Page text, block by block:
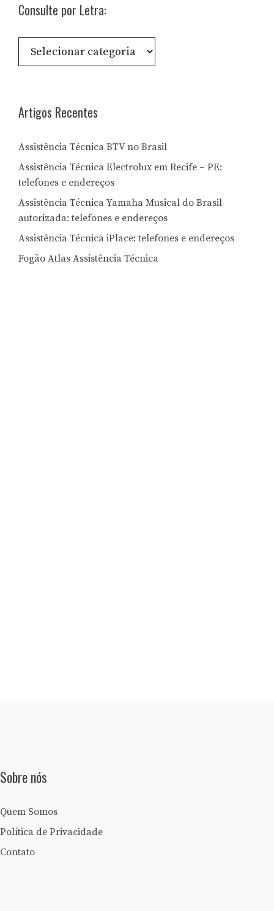
Consulte por Letra:
Consulte
Artigos Recentes
Assistência Técnica BTV no Brasil
Assistência Técnica Electrolux em Recife – PE:
telefones e endereços
Assistência Técnica Yamaha Musical do Brasil
autorizada: telefones e endereços
Assistência Técnica iPlace: telefones e endereços
Fogão Atlas Assistência Técnica
Sobre nós
Quem Somos
Política de Privacidade
Contato